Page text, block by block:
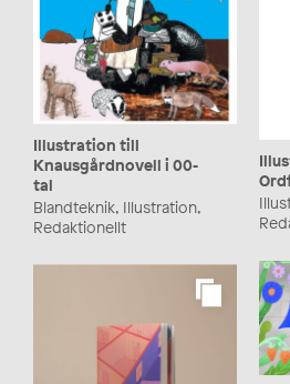
Illustration till
Knausgårdnovell i 00-
tal
Blandteknik, Illustration,
Redaktionellt